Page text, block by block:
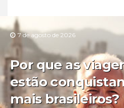
7 de agosto de 2026
Por que as
estão
mais brasileiros?